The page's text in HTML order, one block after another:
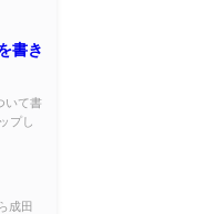
書き
いて書
プし
成田